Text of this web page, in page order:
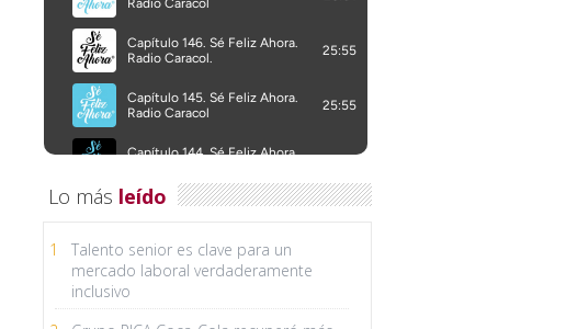
Lo más leído
1
Talento senior es clave para un
mercado laboral verdaderamente
inclusivo